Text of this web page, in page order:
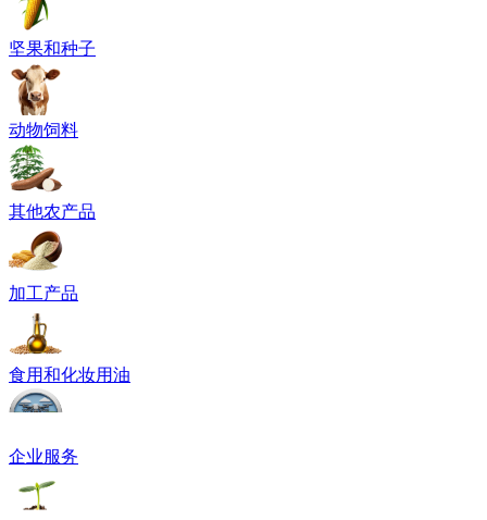
坚果和种子
动物饲料
其他农产品
加工产品
食用和化妆用油
企业服务